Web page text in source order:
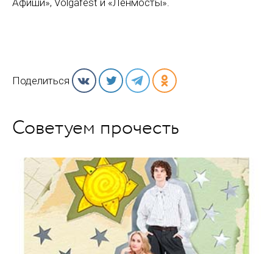
Афиши», Volgafest и «Ленмосты».
Поделиться
Советуем прочесть